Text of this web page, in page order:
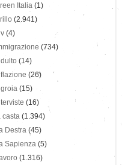
Italia (1)
(2.941)
(4)
(734)
(14)
(26)
(15)
(16)
casta (1.394)
Destra (45)
Sapienza (5)
(1.316)